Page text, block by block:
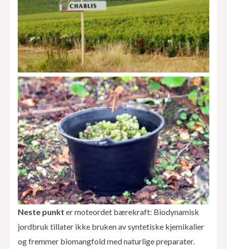
Neste punkt er moteordet bærekraft: Biodynamisk
jordbruk tillater ikke bruken av syntetiske kjemikalier
og fremmer biomangfold med naturlige preparater.